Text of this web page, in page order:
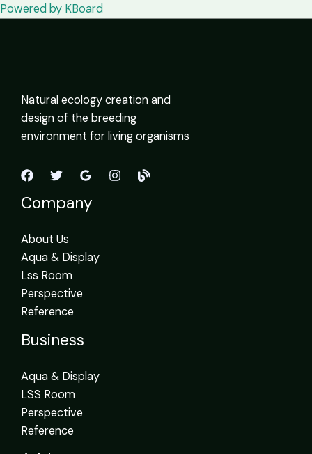
Powered by KBoard
Natural ecology creation and
design of the breeding
environment for living organisms
Company
About Us
Aqua & Display
Lss Room
Perspective
Reference
Business
Aqua & Display
LSS Room
Perspective
Reference